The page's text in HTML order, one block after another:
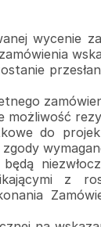
wycenie
do
z